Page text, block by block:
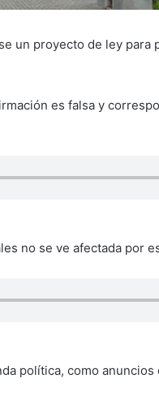
un proyecto de ley para
es falsa y
no se ve afectada por
política, como anuncios